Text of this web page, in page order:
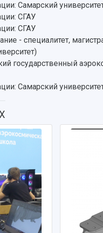
Самарский
СГАУ
СГАУ
- специалитет,
государственный
Самарский